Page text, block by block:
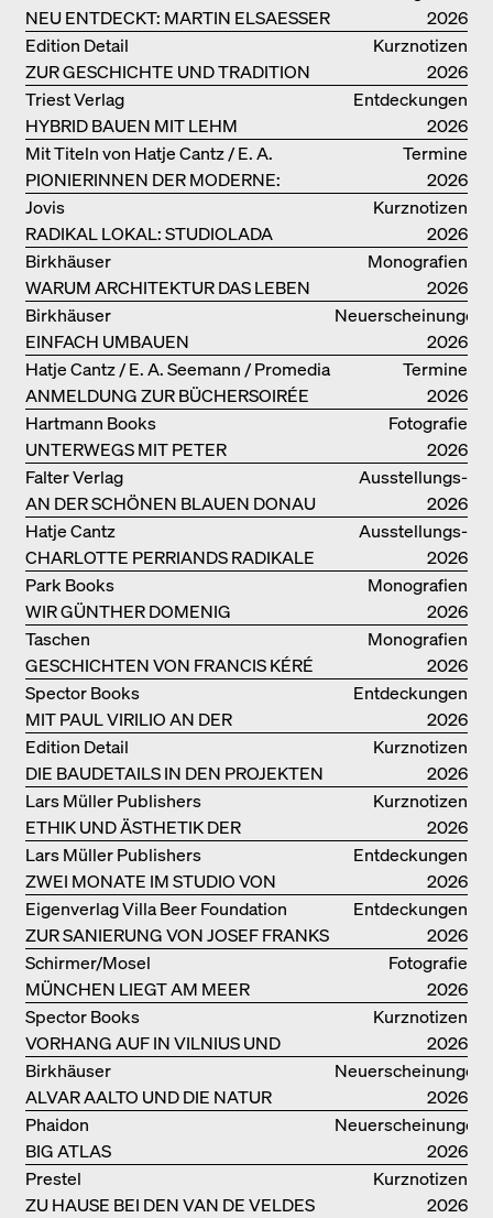
NEU ENTDECKT: MARTIN ELSAESSER
2026
Kurznotizen
ZUR GESCHICHTE UND TRADITION
VON LEHMBAUTEN
Edition Detail
2026
Entdeckungen
HYBRID BAUEN MIT LEHM
Triest Verlag
2026
Termine
PIONIERINNEN DER MODERNE:
DANKE FÜR DAS INTERESSE AN
UNSERER DRITTEN BÜCHERSOIRÉE!
Mit Titeln von Hatje Cantz / E. A.
Seemann / Promedia
2026
Kurznotizen
RADIKAL LOKAL: STUDIOLADA
Jovis
2026
Monografien
WARUM ARCHITEKTUR DAS LEBEN
VERBESSERN KANN: ANNA
HERINGER
Birkhäuser
2026
Neuerscheinungen
EINFACH UMBAUEN
Birkhäuser
2026
Termine
ANMELDUNG ZUR BÜCHERSOIRÉE
AM 13. JULI
Hatje Cantz / E. A. Seemann / Promedia
2026
Fotografie
UNTERWEGS MIT PETER
BIALOBRZESKI
Hartmann Books
2026
Ausstellungs­
kataloge
AN DER SCHÖNEN BLAUEN DONAU
Falter Verlag
2026
Ausstellungs­
kataloge
CHARLOTTE PERRIANDS RADIKALE
IDEEN ZUM WOHNEN
Hatje Cantz
2026
Monografien
WIR GÜNTHER DOMENIG
Park Books
2026
Monografien
GESCHICHTEN VON FRANCIS KÉRÉ
Taschen
2026
Entdeckungen
MIT PAUL VIRILIO AN DER
ATLANTIKKÜSTE
Spector Books
2026
Kurznotizen
DIE BAUDETAILS IN DEN PROJEKTEN
VON HERZOG & DE MEURON
Edition Detail
2026
Kurznotizen
ETHIK UND ÄSTHETIK DER
LANDSCHAFT: ROBERTO BURLE
MARX
Lars Müller Publishers
2026
Entdeckungen
ZWEI MONATE IM STUDIO VON
OSCAR NIEMEYER AN DER
COPACABANA
Lars Müller Publishers
2026
Entdeckungen
ZUR SANIERUNG VON JOSEF FRANKS
VILLA BEER
Eigenverlag Villa Beer Foundation
2026
Fotografie
MÜNCHEN LIEGT AM MEER
Schirmer/Mosel
2026
Kurznotizen
VORHANG AUF IN VILNIUS UND
MINSK!
Spector Books
2026
Neuerscheinungen
ALVAR AALTO UND DIE NATUR
Birkhäuser
2026
Neuerscheinungen
BIG ATLAS
Phaidon
2026
Kurznotizen
ZU HAUSE BEI DEN VAN DE VELDES
Prestel
2026